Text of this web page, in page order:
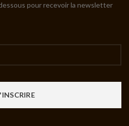
pour recevoir la newsletter